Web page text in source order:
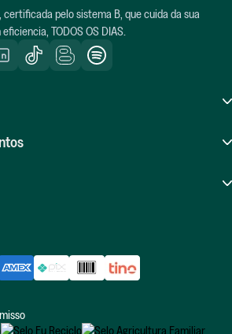
pelo sistema B, que cuida da sua
TODOS OS DIAS.